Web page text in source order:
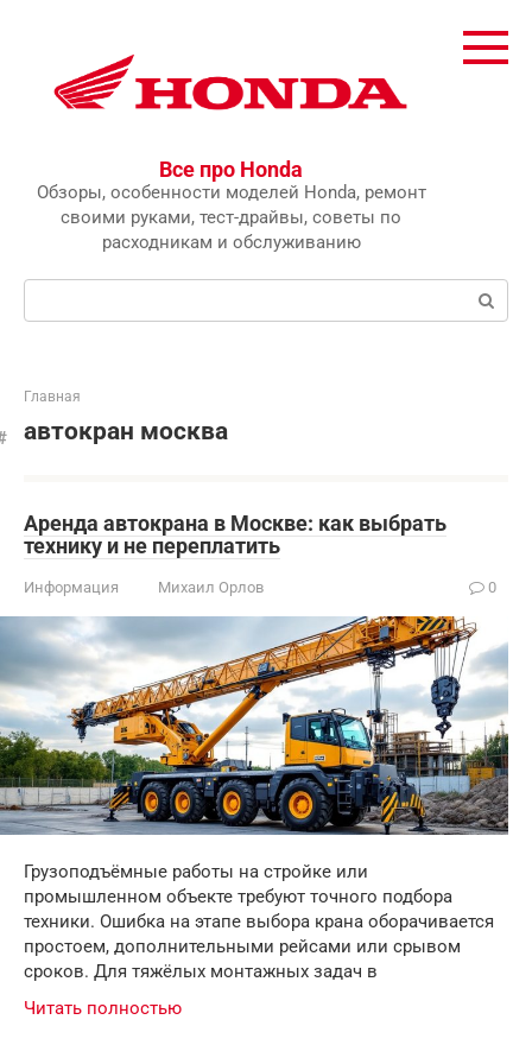
Все про Honda
Обзоры, особенности моделей Honda, ремонт
своими руками, тест-драйвы, советы по
расходникам и обслуживанию
Главная
автокран москва
Аренда автокрана в Москве: как выбрать
технику и не переплатить
Информация Михаил Орлов 0
Грузоподъёмные работы на стройке или
промышленном объекте требуют точного подбора
техники. Ошибка на этапе выбора крана оборачивается
простоем, дополнительными рейсами или срывом
сроков. Для тяжёлых монтажных задач в
Читать полностью